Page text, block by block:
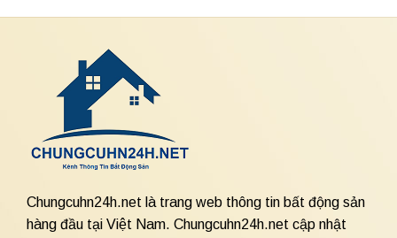
Chungcuhn24h.net là trang web thông tin bất động sản
hàng đầu tại Việt Nam. Chungcuhn24h.net cập nhật